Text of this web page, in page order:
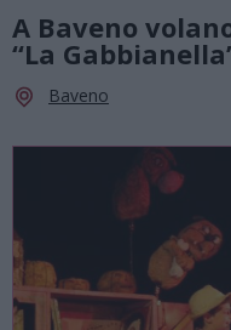
A Baveno
“La
Baveno